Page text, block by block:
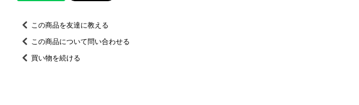
この商品を友達に教える
この商品について問い合わせる
買い物を続ける